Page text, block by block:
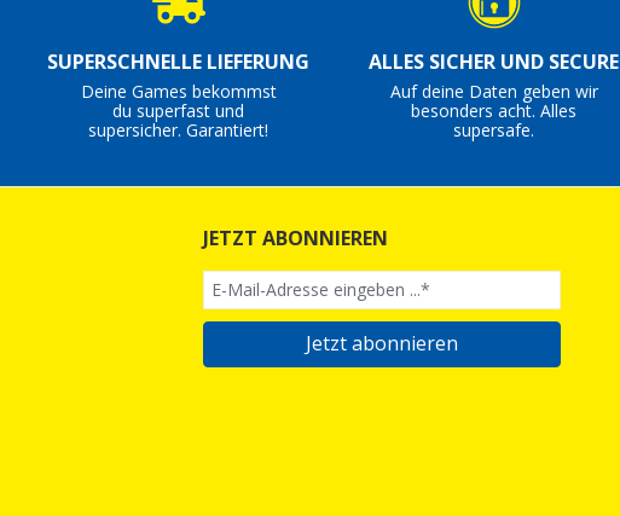
SUPERSCHNELLE LIEFERUNG
Deine Games bekommst
du superfast und
supersicher. Garantiert!
ALLES SICHER UND SECURE
Auf deine Daten geben wir
besonders acht. Alles
supersafe.
JETZT ABONNIEREN
Jetzt abonnieren